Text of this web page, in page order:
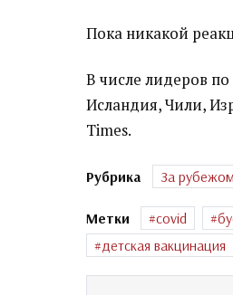
Пока никакой
В числе лидеров
Исландия, Чили,
Times.
Рубрика За рубежом
Метки covid
детская вакцинация